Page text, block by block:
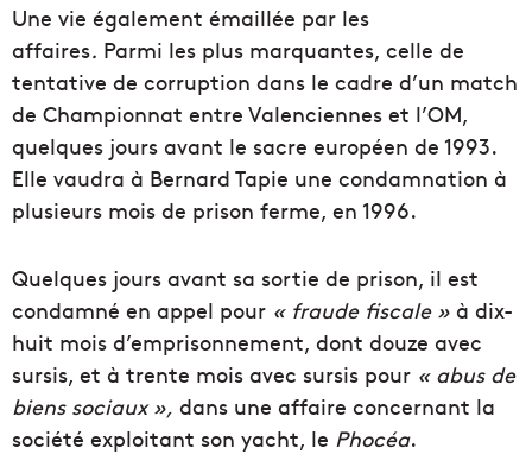
Une vie également émaillée par les
affaires. Parmi les plus marquantes, celle de
tentative de corruption dans le cadre d’un match
de Championnat entre Valenciennes et l’OM,
quelques jours avant le sacre européen de 1993.
Elle vaudra à Bernard Tapie une condamnation à
plusieurs mois de prison ferme, en 1996.
Quelques jours avant sa sortie de prison, il est
condamné en appel pour « fraude fiscale » à dix-
huit mois d’emprisonnement, dont douze avec
sursis, et à trente mois avec sursis pour « abus de
biens sociaux », dans une affaire concernant la
société exploitant son yacht, le Phocéa.